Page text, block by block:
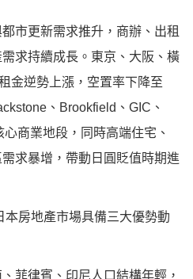
市更新需求推升，商辦、出租
求持續成長。東京、大阪、橫
金逆勢上漲，空置率下降至
、Brookfield、GIC、
商業地段，同時高端住宅、
求暴增，帶動日圓貶值時期進
房地產市場具備三大優勢動
菲律賓、印尼人口結構年輕，